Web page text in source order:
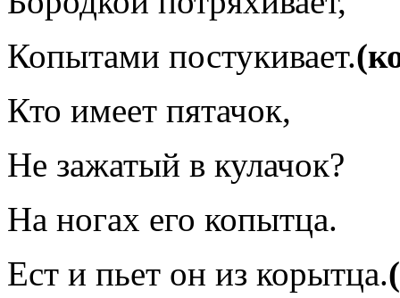
Копытами постукивает.
Кто имеет пятачок,
Не зажатый в кулачок?
На ногах его копытца.
Ест и пьет он из корытца.